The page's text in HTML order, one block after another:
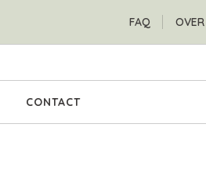
FAQ OVER
CONTACT